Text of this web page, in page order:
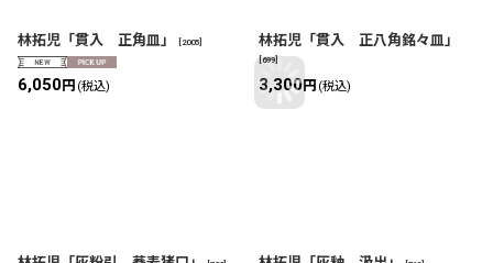
林拓児「貫入 正角皿」 2005
6,050円 (税込)
林拓児「貫入 正八角銘々皿」
699
3,300円 (税込)